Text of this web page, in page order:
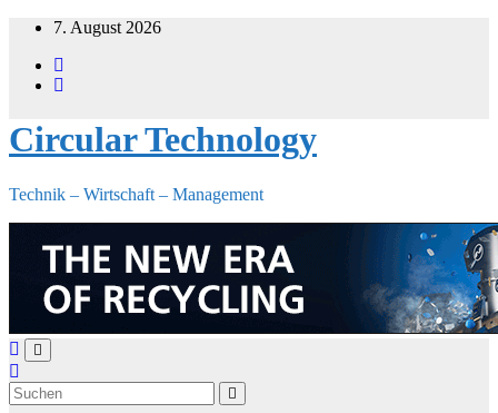
Zum
springen
7. August 2026
Circular Technology
Technik – Wirtschaft – Management